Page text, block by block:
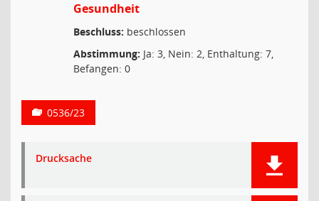
Gesundheit
Beschluss: beschlossen
Abstimmung: Ja: 3, Nein: 2, Enthaltung: 7,
Befangen: 0
0536/23
Drucksache